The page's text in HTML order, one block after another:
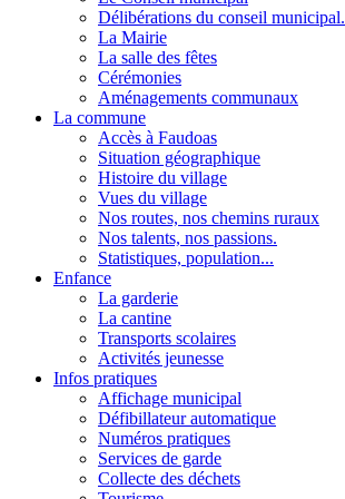
Délibérations du conseil municipal.
La Mairie
La salle des fêtes
Cérémonies
Aménagements communaux
La commune
Accès à Faudoas
Situation géographique
Histoire du village
Vues du village
Nos routes, nos chemins ruraux
Nos talents, nos passions.
Statistiques, population...
Enfance
La garderie
La cantine
Transports scolaires
Activités jeunesse
Infos pratiques
Affichage municipal
Défibillateur automatique
Numéros pratiques
Services de garde
Collecte des déchets